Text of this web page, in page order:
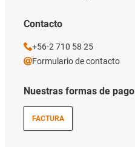
Nuestras formas de pago
FACTURA
Contacto
+56-2 710 58 25
Formulario de contacto